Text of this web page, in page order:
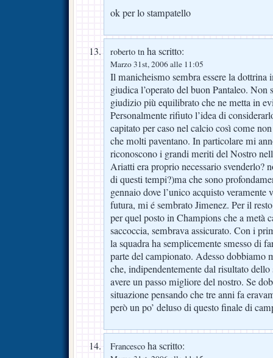
ok per lo stampatello
roberto tn ha scritto:
Marzo 31st, 2006 alle 11:05
Il manicheismo sembra essere la dottrina
giudica l’operato del buon Pantaleo. Non
giudizio più equilibrato che ne metta in
Personalmente rifiuto l’idea di
capitato per caso nel calcio così come
che molti paventano. In particolare mi
riconoscono i grandi meriti del Nostro
Ariatti era proprio necessario svenderlo?
di questi tempi?)ma che sono
gennaio dove l’unico acquisto
futura, mi é sembrato Jimenez. Per il
per quel posto in Champions che a metà
saccoccia, sembrava assicurato. Con i
la squadra ha semplicemente smesso di
parte del campionato. Adesso dobbiamo
che, indipendentemente dal risultato
avere un passo migliore del nostro. Se
situazione pensando che tre anni fa
però un po’ deluso di questo finale di
Francesco ha scritto: